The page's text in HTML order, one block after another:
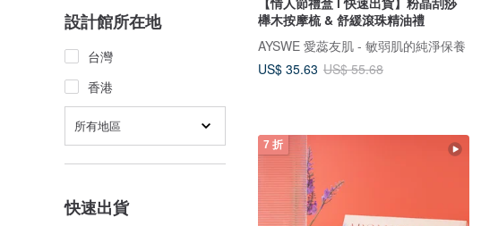
設計館所在地
台灣
香港
所有地區
快速出貨
櫸木按摩梳 & 舒緩滾珠精油禮
AYSWE 愛蕊友肌 - 敏弱肌的純淨保養
US$ 35.63 US$ 55.68
7 折